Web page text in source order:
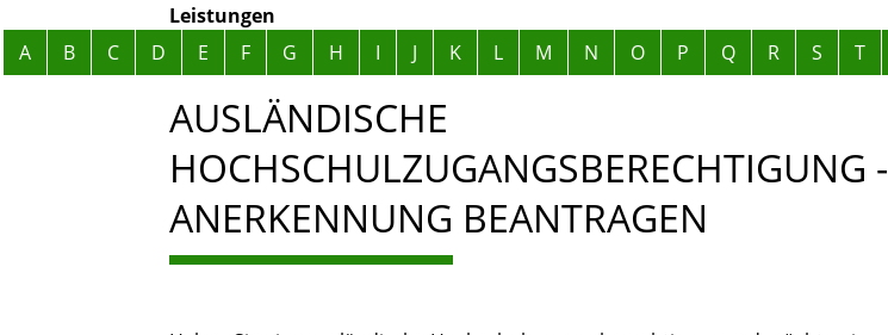
Leistungen
Alphabetisches Register überspringen
A B C D E F G H I J K L M N O P Q R S T
AUSLÄNDISCHE
HOCHSCHULZUGANGSBERECHTIGUNG -
ANERKENNUNG BEANTRAGEN